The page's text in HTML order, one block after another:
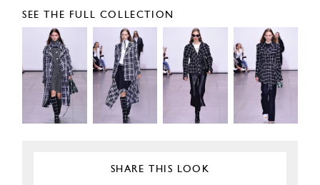
SEE THE FULL COLLECTION
SHARE THIS LOOK